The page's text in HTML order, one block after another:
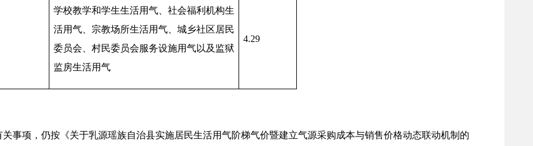
学校教学和学生生活用气、社会福利机构生
活用气、宗教场所生活用气、城乡社区居民
委员会、村民委员会服务设施用气以及监狱
监房生活用气
4.29
项，仍按《关于乳源瑶族自治县实施居民生活用气阶梯气价暨建立气源采购成本与销售价格动态联动机制的